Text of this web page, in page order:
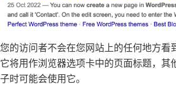
您的访问者不会在您网站上的任何地方看
它将用作浏览器选项卡中的页面标题，其
子时可能会使用它。